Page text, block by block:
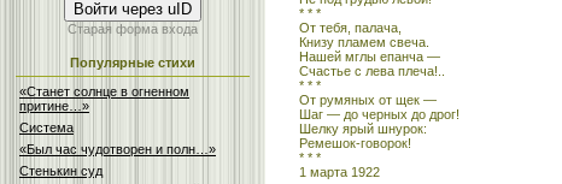
Войти через uID
Старая форма входа
Популярные стихи
«Станет солнце в огненном
притине…»
Система
«Был час чудотворен и полн…»
Стенькин суд
* * *
От тебя, палача,
Книзу пламем свеча.
Нашей мглы епанча —
Счастье с лева плеча!..
* * *
От румяных от щек —
Шаг — до черных до дрог!
Шелку ярый шнурок:
Ремешок-говорок!
* * *
1 марта 1922